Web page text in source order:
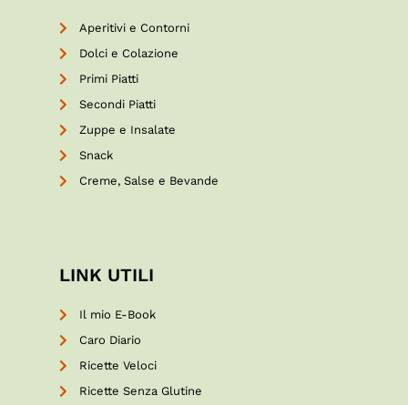
Aperitivi e Contorni
Dolci e Colazione
Primi Piatti
Secondi Piatti
Zuppe e Insalate
Snack
Creme, Salse e Bevande
LINK UTILI
Il mio E-Book
Caro Diario
Ricette Veloci
Ricette Senza Glutine